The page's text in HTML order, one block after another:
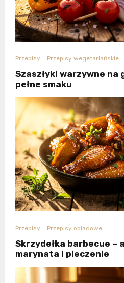
Przepisy Przepisy wegetariańskie
Szaszłyki warzywne na
pełne smaku
Przepisy Przepisy obiadowe
Skrzydełka barbecue –
marynata i pieczenie